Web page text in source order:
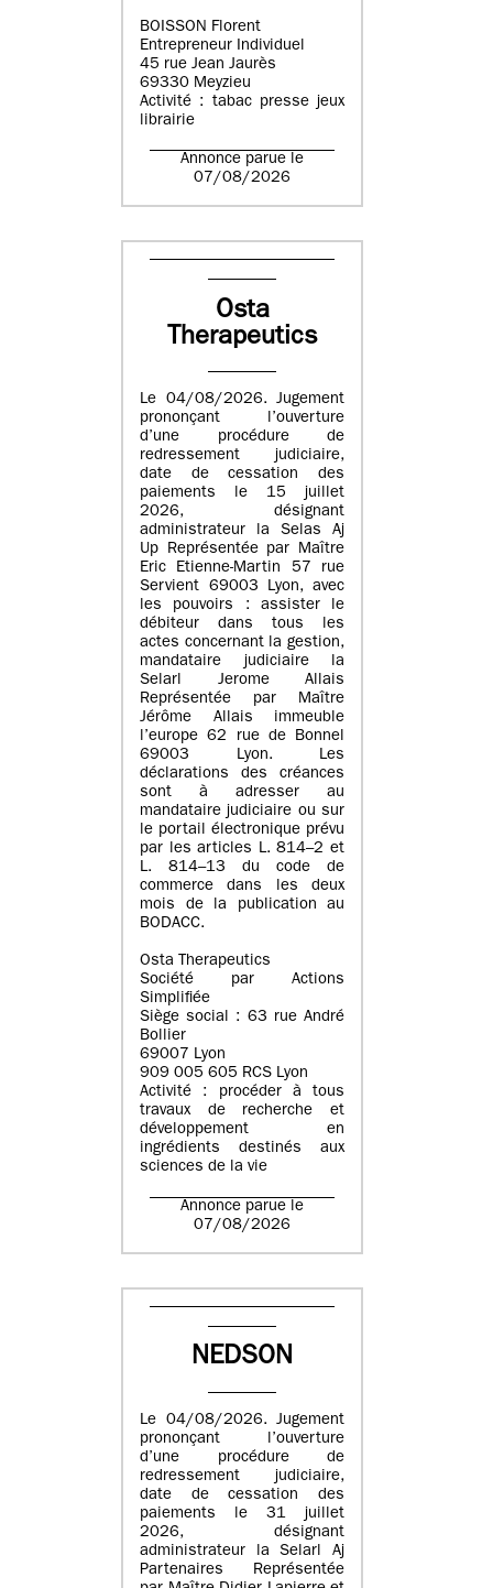
BOISSON Florent
Entrepreneur Individuel
45 rue Jean Jaurès
69330 Meyzieu
Activité : tabac presse jeux
librairie
Annonce parue le
07/08/2026
Osta
Therapeutics
Le 04/08/2026. Jugement
prononçant l’ouverture
d’une procédure de
redressement judiciaire,
date de cessation des
paiements le 15 juillet
2026, désignant
administrateur la Selas Aj
Up Représentée par Maître
Eric Etienne-Martin 57 rue
Servient 69003 Lyon, avec
les pouvoirs : assister le
débiteur dans tous les
actes concernant la gestion,
mandataire judiciaire la
Selarl Jerome Allais
Représentée par Maître
Jérôme Allais immeuble
l’europe 62 rue de Bonnel
69003 Lyon. Les
déclarations des créances
sont à adresser au
mandataire judiciaire ou sur
le portail électronique prévu
par les articles L. 814–2 et
L. 814–13 du code de
commerce dans les deux
mois de la publication au
BODACC.
Osta Therapeutics
Société par Actions
Simplifiée
Siège social : 63 rue André
Bollier
69007 Lyon
909 005 605 RCS Lyon
Activité : procéder à tous
travaux de recherche et
développement en
ingrédients destinés aux
sciences de la vie
Annonce parue le
07/08/2026
NEDSON
Le 04/08/2026. Jugement
prononçant l’ouverture
d’une procédure de
redressement judiciaire,
date de cessation des
paiements le 31 juillet
2026, désignant
administrateur la Selarl Aj
Partenaires Représentée